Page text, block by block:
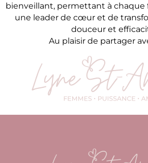
bienveillant, permettant à
une leader de cœur et de
douceur et
Au plaisir de partager